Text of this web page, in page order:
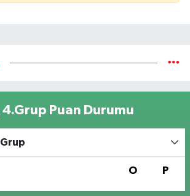
4.Grup Puan Durumu
O P